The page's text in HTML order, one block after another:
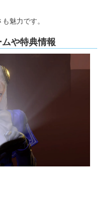
魅力です。
や特典情報